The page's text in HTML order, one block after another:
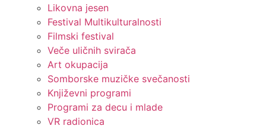
Likovna jesen
Festival Multikulturalnosti
Filmski festival
Veče uličnih svirača
Art okupacija
Somborske muzičke svečanosti
Književni programi
Programi za decu i mlade
VR radionica